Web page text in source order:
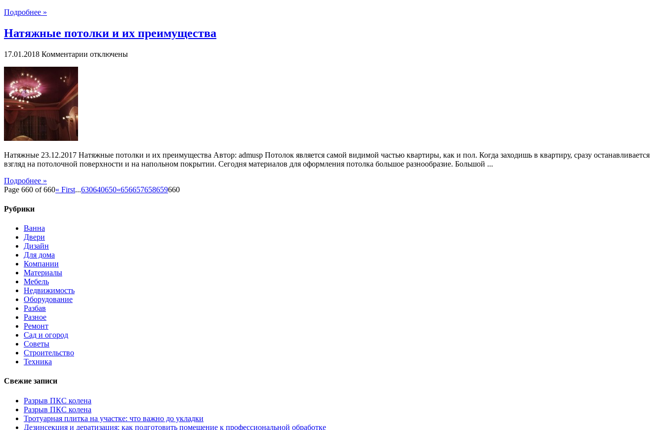
Подробнее »
Натяжные потолки и их преимущества
17.01.2018 Комментарии котключены
Натяжные 23.12.2017 Натяжные потолки и их преимущества Автор: admusp Потолок является самой видимой частью квартиры, как и пол. Когда заходишь в квартиру, сразу останавливается
взгляд на потолочной поверхности и на напольном покрытии. Сегодня материалов для оформления потолка большое разнообразие. Большой ...
Подробнее »
Page 660 of 660« First...630640650«656657658659660
Рубрики
Ванна
Двери
Дизайн
Для дома
Компании
Материалы
Мебель
Недвижимость
Оборудование
Разбав
Разное
Ремонт
Сад и огород
Советы
Строительство
Техника
Свежие записи
Разрыв ПКС колена
Разрыв ПКС колена
Тротуарная плитка на участке: что важно до укладки
Дезинсекция и дератизация: как подготовить помещение к профессиональной обработке